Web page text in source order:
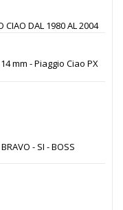
CIAO DAL 1980 AL 2004
mm - Piaggio Ciao PX
- SI - BOSS